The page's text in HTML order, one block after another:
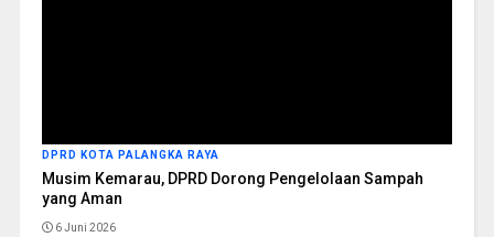
DPRD KOTA PALANGKA RAYA
Musim Kemarau, DPRD Dorong Pengelolaan Sampah
yang Aman
6 Juni 2026